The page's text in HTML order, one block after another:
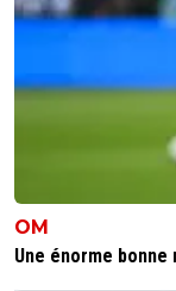
OM
Une énorme